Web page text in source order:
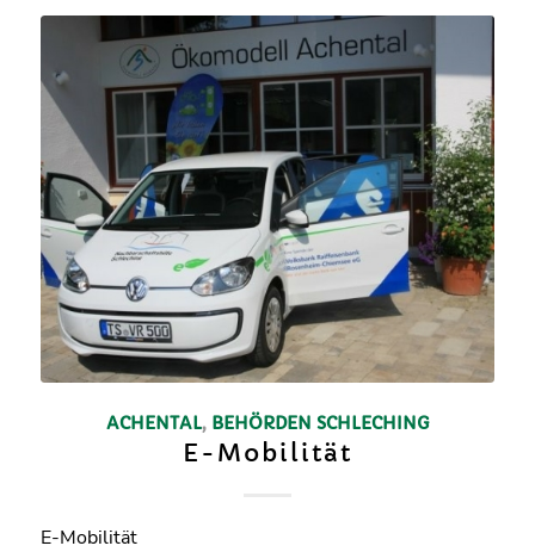
ACHENTAL, BEHÖRDEN SCHLECHING
E-Mobilität
E-Mobilität